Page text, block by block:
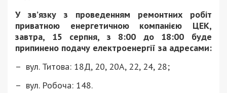
У зв’язку з проведенням ремонтних робіт
приватною енергетичною компанією ЦЕК,
завтра, 15 серпня, з 8:00 до 18:00 буде
припинено подачу електроенергії за адресами:
– вул. Титова: 18Д, 20, 20А, 22, 24, 28;
– вул. Робоча: 148.